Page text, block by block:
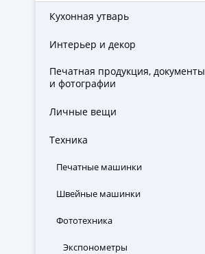
Кухонная утварь
Интерьер и декор
Печатная продукция, документы
и фотографии
Личные вещи
Техника
Печатные машинки
Швейные машинки
Фототехника
Экспонометры